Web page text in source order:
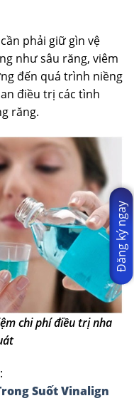
phải giữ gìn vệ
như sâu răng, viêm
đến quá trình niềng
điều trị các tình
răng.
chi phí điều trị nha
Suốt Vinalign
Đăng ký ngay